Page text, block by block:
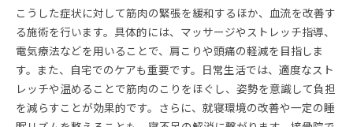
こうした症状に対して筋肉の緊張を緩和するほか、血流を改善す
る施術を行います。具体的には、マッサージやストレッチ指導、
電気療法などを用いることで、肩こりや頭痛の軽減を目指しま
す。また、自宅でのケアも重要です。日常生活では、適度なスト
レッチや温めることで筋肉のこりをほぐし、姿勢を意識して負担
を減らすことが効果的です。さらに、就寝環境の改善や一定の睡